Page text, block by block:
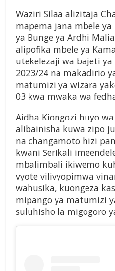
Waziri Silaa alizitaja
mapema jana mbele
ya Bunge ya Ardhi
alipofika mbele ya
utekelezaji wa bajeti
2023/24 na makadirio
matumizi ya wizara
03 kwa mwaka wa
Aidha Kiongozi huyo
alibainisha kuwa zipo
na changamoto hizi
kwani Serikali
mbalimbali ikiwemo
vyote vilivyopimwa
wahusika, kuongeza
mipango ya matumizi
suluhisho la migogoro